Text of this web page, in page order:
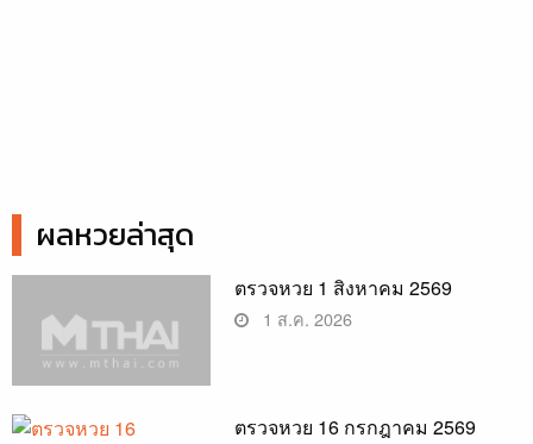
ผลหวยล่าสุด
ตรวจหวย 1 สิงหาคม 2569
1 ส.ค. 2026
ตรวจหวย 16 กรกฎาคม 2569